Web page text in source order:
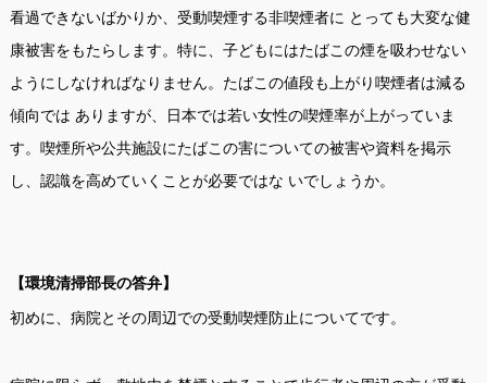
看過できないばかりか、受動喫煙する非喫煙者に とっても大変な健
康被害をもたらします。特に、子どもにはたばこの煙を吸わせない
ようにしなければなりません。たばこの値段も上がり喫煙者は減る
傾向では ありますが、日本では若い女性の喫煙率が上がっていま
す。喫煙所や公共施設にたばこの害についての被害や資料を掲示
し、認識を高めていくことが必要ではな いでしょうか。
【環境清掃部長の答弁】
初めに、病院とその周辺での受動喫煙防止についてです。